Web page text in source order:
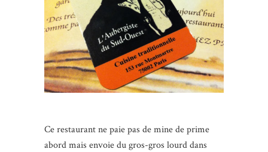
Ce restaurantne paiepas de mine de prime
abord mais envoie du gros-gros lourd dans